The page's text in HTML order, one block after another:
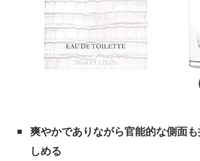
爽やかでありながら官能的な側面
しめる